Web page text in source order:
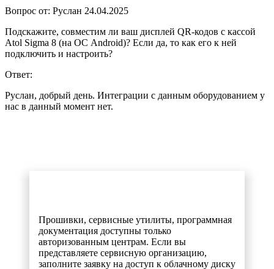
Вопрос от: Руслан 24.04.2025
Подскажите, совместим ли ваш дисплей QR-кодов с кассой
Atol Sigma 8 (на ОС Android)? Если да, то как его к ней
подключить и настроить?
Ответ:
Руслан, добрый день. Интеграции с данным оборудованием у
нас в данный момент нет.
Прошивки, сервисные утилиты, программная
документация доступны только
авторизованным центрам. Если вы
представляете сервисную организацию,
заполните заявку на доступ к облачному диску